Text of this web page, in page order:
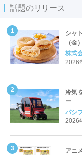
話題のリリース
シャ
（金
株式
2026
冷気
ー
Cart
パシ
2026
アニ